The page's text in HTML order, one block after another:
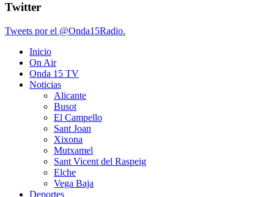
Twitter
Tweets por el @Onda15Radio.
Inicio
On Air
Onda 15 TV
Noticias
Alicante
Busot
El Campello
Sant Joan
Xixona
Mutxamel
Sant Vicent del Raspeig
Elche
Vega Baja
Deportes